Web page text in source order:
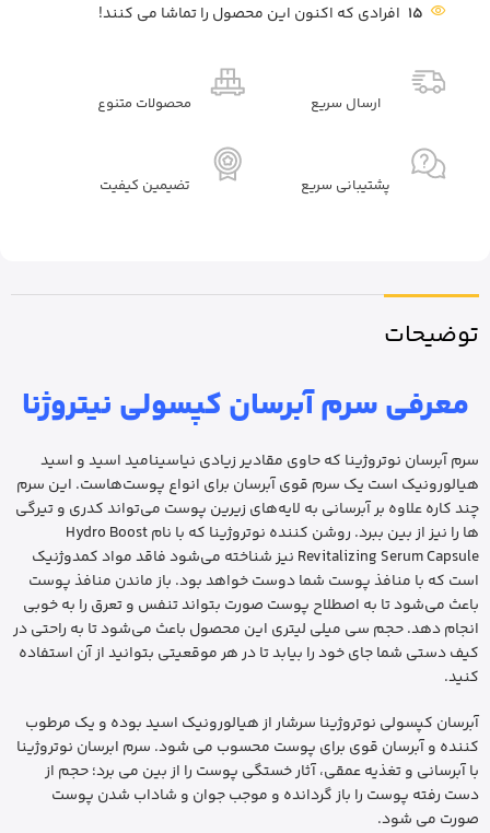
15 افرادی که اکنون این محصول را تماشا می کنند!
ارسال سریع محصولات متنوع
پشتیبانی سریع تضیمین کیفیت
توضیحات
معرفی سرم آبرسان کپسولی نیتروژنا
سرم آبرسان نوتروژینا که حاوی مقادیر زیادی نیاسینامید اسید و اسید
هیالورونیک است یک سرم قوی آبرسان برای انواع پوست‌هاست. این سرم
چند کاره علاوه بر آبرسانی به لایه‌های زیرین پوست می‌تواند کدری و تیرگی
ها را نیز از بین ببرد. روشن کننده نوتروژینا که با نام Hydro Boost
Revitalizing Serum Capsule نیز شناخته می‌شود فاقد مواد کمدوژنیک
است که با منافذ پوست شما دوست خواهد بود. باز ماندن منافذ پوست
باعث می‌شود تا به اصطلاح پوست صورت بتواند تنفس و تعرق را به خوبی
انجام دهد. حجم سی میلی لیتری این محصول باعث می‌شود تا به راحتی در
کیف دستی شما جای خود را بیابد تا در هر موقعیتی بتوانید از آن استفاده
کنید.
آبرسان کپسولی نوتروژینا سرشار از هیالورونیک اسید بوده و یک مرطوب
کننده و آبرسان قوی برای پوست محسوب می شود. سرم ابرسان نوتروژینا
با آبرسانی و تغذیه عمقی، آثار خستگی پوست را از بین می برد؛ حجم از
دست رفته پوست را باز گردانده و موجب جوان و شاداب شدن پوست
صورت می شود.